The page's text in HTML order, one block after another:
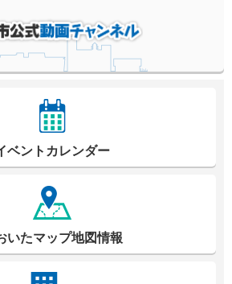
ベントカレンダー
いたマップ地図情報